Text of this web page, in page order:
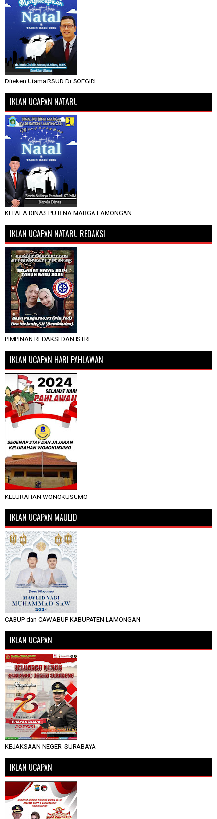
Direken Utama RSUD Dr SOEGIRI
IKLAN UCAPAN NATARU
KEPALA DINAS PU BINA MARGA LAMONGAN
IKLAN UCAPAN NATARU REDAKSI
PIMPINAN REDAKSI DAN ISTRI
IKLAN UCAPAN HARI PAHLAWAN
KELURAHAN WONOKUSUMO
IKLAN UCAPAN MAULID
CABUP dan CAWABUP KABUPATEN LAMONGAN
IKLAN UCAPAN
KEJAKSAAN NEGERI SURABAYA
IKLAN UCAPAN